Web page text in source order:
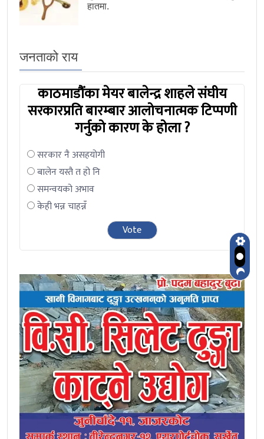
हातमा.
जनताको राय
काठमाडौंका मेयर बालेन्द्र शाहले संघीय
सरकारप्रति बारम्बार आलोचनात्मक टिप्पणी
गर्नुको कारण के होला ?
सरकार नै असहयोगी
बालेन यस्तै त हो नि
समन्वयको अभाव
केही भन्न चाहन्नँ